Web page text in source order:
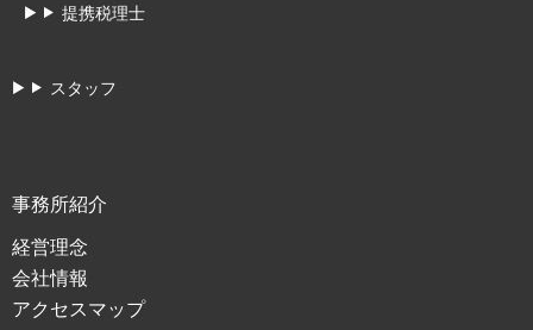
提携税理士
スタッフ
事務所紹介
経営理念
会社情報
アクセスマップ